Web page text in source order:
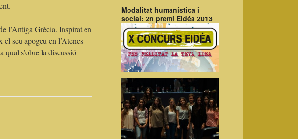
l’Antiga Grècia. Inspirat en
seu apogeu en l’Atenes
s’obre la discussió
Modalitat humanística i
social: 2n premi Eidéa 2013